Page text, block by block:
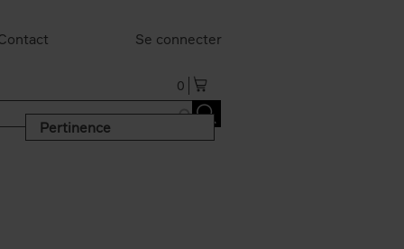
Se connecter
0
Pertinence